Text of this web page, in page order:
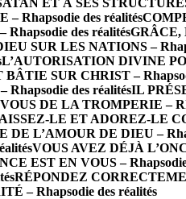
ET À SES
Rhapsodie des réalités
des réalitésGRÂCE,
SUR LES NATIONS –
L’AUTORISATION DIVINE
BÂTIE SUR CHRIST –
des réalitésIL
DE LA TROMPERIE –
LE ET ADOREZ-LE
L’AMOUR DE DIEU –
VOUS AVEZ DÉJÀ
EST EN VOUS –
RÉPONDEZ
– Rhapsodie des réalités